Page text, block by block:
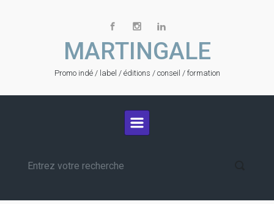
MARTINGALE
Promo indé / label / éditions / conseil / formation